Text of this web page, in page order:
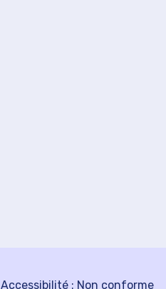
Accessibilité : Non conforme